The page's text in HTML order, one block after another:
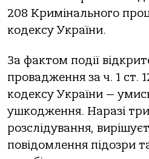
208 Кримінального
кодексу України.
За фактом події
провадження за ч. 1 ст.
кодексу України —
ушкодження. Наразі
розслідування,
повідомлення підозри